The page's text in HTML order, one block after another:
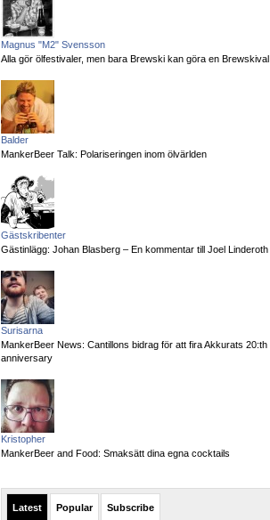
Magnus "M2" Svensson
Alla gör ölfestivaler, men bara Brewski kan göra en Brewskival
Balder
MankerBeer Talk: Polariseringen inom ölvärlden
Gästskribenter
Gästinlägg: Johan Blasberg – En kommentar till Joel Linderoth
Surisarna
MankerBeer News: Cantillons bidrag för att fira Akkurats 20:th
anniversary
Kristopher
MankerBeer and Food: Smaksätt dina egna cocktails
Latest Popular Subscribe